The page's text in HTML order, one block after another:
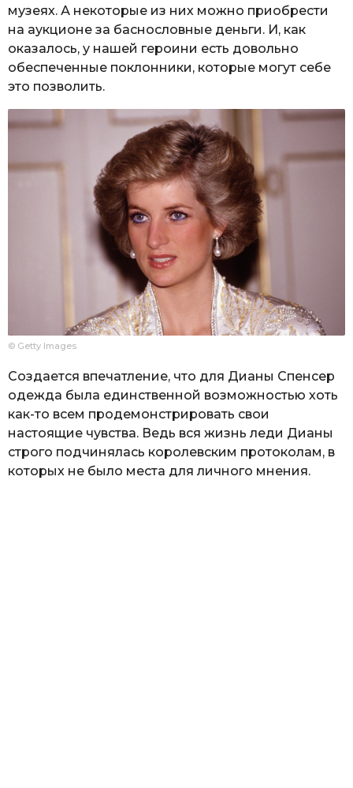
музеях. А некоторые из них можно приобрести
на аукционе за баснословные деньги. И, как
оказалось, у нашей героини есть довольно
обеспеченные поклонники, которые могут себе
это позволить.
© Getty Images
Создается впечатление, что для Дианы Спенсер
одежда была единственной возможностью хоть
как-то всем продемонстрировать свои
настоящие чувства. Ведь вся жизнь леди Дианы
строго подчинялась королевским протоколам, в
которых не было места для личного мнения.